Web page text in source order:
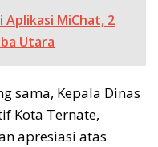
Aplikasi MiChat, 2
Utara
sama, Kepala Dinas
Kota Ternate,
apresiasi atas